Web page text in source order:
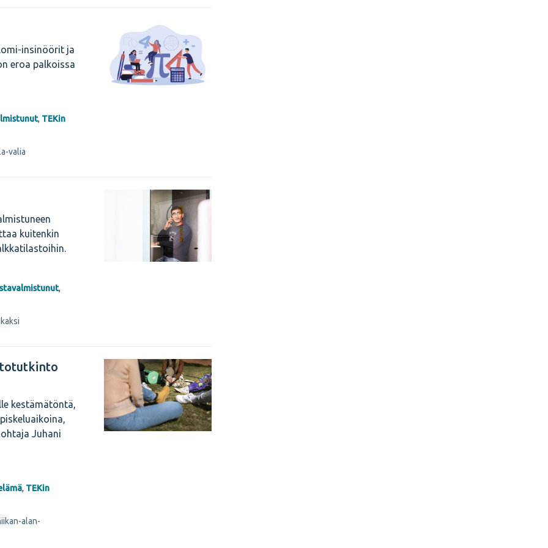
insinöörit ja
eroa palkoissa
, TEKin
valia
kuitenkin
,
kestämätöntä,
Juhani
, TEKin
alan-